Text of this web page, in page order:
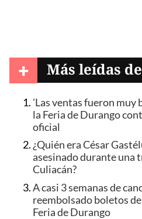
+ Más leídas de
'Las ventas fueron muy
la Feria de Durango
oficial
¿Quién era César
asesinado durante una
Culiacán?
A casi 3 semanas de
reembolsado boletos
Feria de Durango